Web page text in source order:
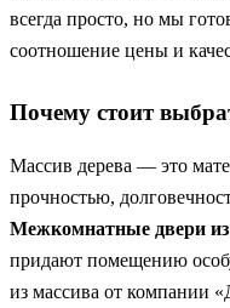
всегда просто, но мы
соотношение цены и
Почему стоит
Массив дерева — это
прочностью,
Межкомнатные двери из
придают помещению
из массива от компании